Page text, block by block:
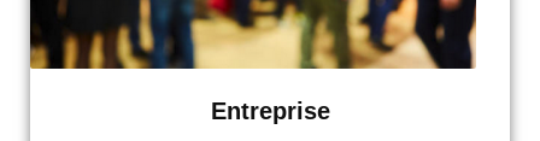
Entreprise